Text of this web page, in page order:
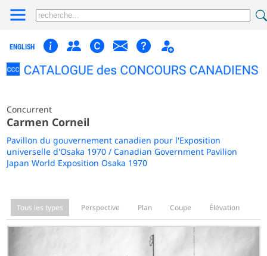
ENGLISH
Concurrent
Carmen Corneil
Pavillon du gouvernement canadien pour l'Exposition
universelle d'Osaka 1970 / Canadian Government Pavilion
Japan World Exposition Osaka 1970
Tous les types Perspective Plan Coupe Élévation